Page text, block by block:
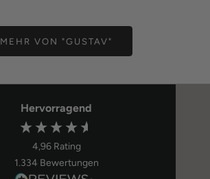
MEHR VON "GUSTAV"
Hervorragend
4,96 Rating
1.334 Bewertungen